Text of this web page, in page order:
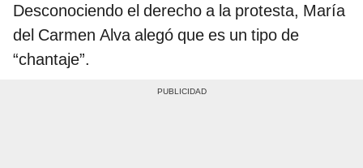
Desconociendo el derecho a la protesta, María
del Carmen Alva alegó que es un tipo de
“chantaje”.